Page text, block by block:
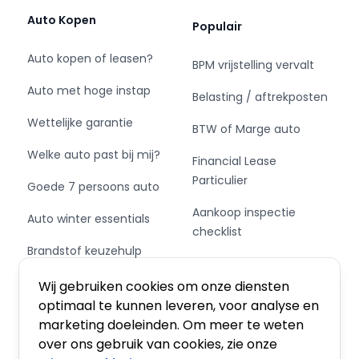
Wij gebruiken cookies om onze diensten
optimaal te kunnen leveren, voor analyse en
marketing doeleinden. Om meer te weten
over ons gebruik van cookies, zie onze
20 minuten;
uur;
• Brussel: Via de E314 rijd je ongeveer 2 uur;
• Hasselt: Via Nood Zuid Verbinding rijd je
ongeveer 1 uur en 15 min.
Meer informatie? Bezoek BAS World online!
Auto Kopen
Auto kopen of leasen?
Auto met hoge instap
Wettelijke garantie
Welke auto past bij mij?
Goede 7 persoons auto
Auto winter essentials
Brandstof keuzehulp
Schakel of automaat?
Populair
BPM vrijstelling vervalt
Belasting / aftrekposten
BTW of Marge auto
Financial Lease
Particulier
Aankoop inspectie
checklist
Private Leasen,
Financieren of Kopen?